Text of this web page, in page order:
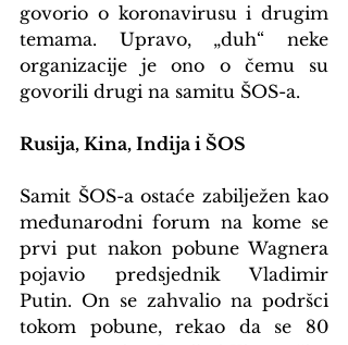
govorio o koronavirusu i drugim
temama. Upravo, „duh“ neke
organizacije je ono o čemu su
govorili drugi na samitu ŠOS-a.
Rusija, Kina, Indija i ŠOS
Samit ŠOS-a ostaće zabilježen kao
međunarodni forum na kome se
prvi put nakon pobune Wagnera
pojavio predsjednik Vladimir
Putin. On se zahvalio na podršci
tokom pobune, rekao da se 80